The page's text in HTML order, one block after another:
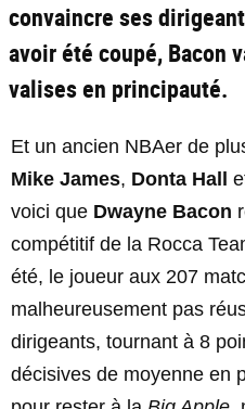
convaincre ses
avoir été coupé, Bacon
valises en principauté.
Et un ancien NBAer de
Mike James, Donta Hall
voici que Dwayne Bacon
compétitif de la Rocca
été, le joueur aux 207
malheureusement pas
dirigeants, tournant à 8
décisives de moyenne en